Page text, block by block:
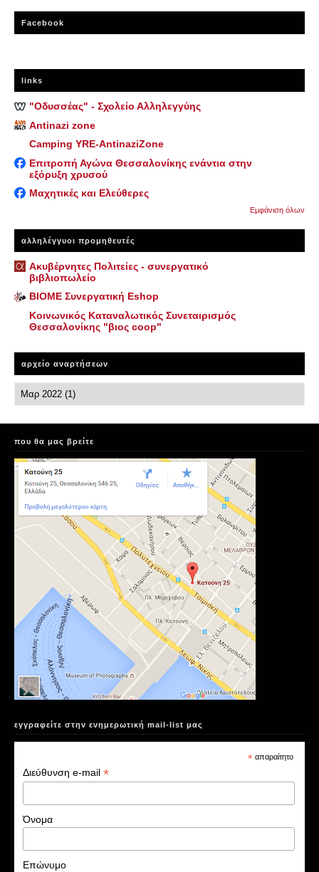
Facebook
links
"Οδυσσέας" - Σχολείο Αλληλεγγύης
Antinazi zone
Camping YRE-AntinaziZone
Επιτροπή Αγώνα Θεσσαλονίκης ενάντια στην
εξόρυξη χρυσού
Μαχητικές και Ελεύθερες
Εμφάνιση όλων
αλληλέγγυοι προμηθευτές
Ακυβέρνητες Πολιτείες - συνεργατικό
βιβλιοπωλείο
ΒΙΟΜΕ Συνεργατική Eshop
Κοινωνικός Καταναλωτικός Συνεταιρισμός
Θεσσαλονίκης "βιος coop"
αρχείο αναρτήσεων
που θα μας βρείτε
εγγραφείτε στην ενημερωτική mail-list μας
* απαραίτητο
Διεύθυνση e-mail*
Όνομα
Επώνυμο